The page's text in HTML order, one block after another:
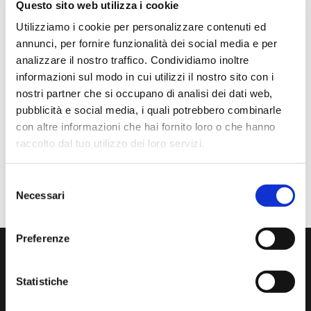
Questo sito web utilizza i cookie
Utilizziamo i cookie per personalizzare contenuti ed
annunci, per fornire funzionalità dei social media e per
analizzare il nostro traffico. Condividiamo inoltre
informazioni sul modo in cui utilizzi il nostro sito con i
nostri partner che si occupano di analisi dei dati web,
pubblicità e social media, i quali potrebbero combinarle
con altre informazioni che hai fornito loro o che hanno
raccolto dal tuo utilizzo dei loro servizi.
delNecessari
Preferenze
Statistiche
Anna Prokhorova
2 mesi fa
★★★★★
Volevo raccontarvi la nostra storia. Mia figlia studia con
Francesca Raimondi (La musica e Gioia) da diversi anni.
Iscriviti alla nostra newsletters